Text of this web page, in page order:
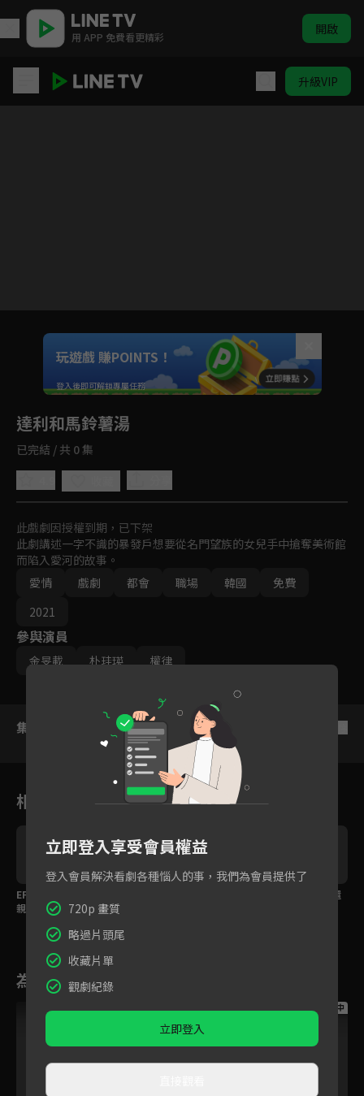
用 APP 免費看更精彩 開啟
升級VIP
Unmute
如有不便請見諒
玩遊戲 賺POINTS！
登入後即可解鎖專屬任務
達利和馬鈴薯湯
已完結 / 共 0 集
此戲劇因授權到期，已下架
此劇講述一字不識的暴發戶想要從名門望族的女兒手中搶奪美術館
而陷入愛河的故事。
愛情
戲劇 都會 職場 韓國
免費
2021
參與演員
金旻載 朴珪瑛 權律
集數列表
相關花絮
EP14精華：金旻載超會
親 小雞啄親法必須學起
夭壽～接錯機認錯人還
為您推薦
跟播中 跟播中 跟播中
立即登入享受會員權益
登入會員解決看劇各種惱人的事，我們為會員提供了
720p 畫質
略過片頭尾
收藏片單
觀劇紀錄
立即登入